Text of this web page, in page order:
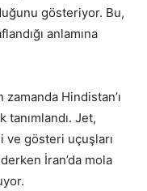
gösteriyor. Bu,
anlamına
zamanda Hindistan’ı
Jet,
ve gösteri uçuşları
İran’da mola